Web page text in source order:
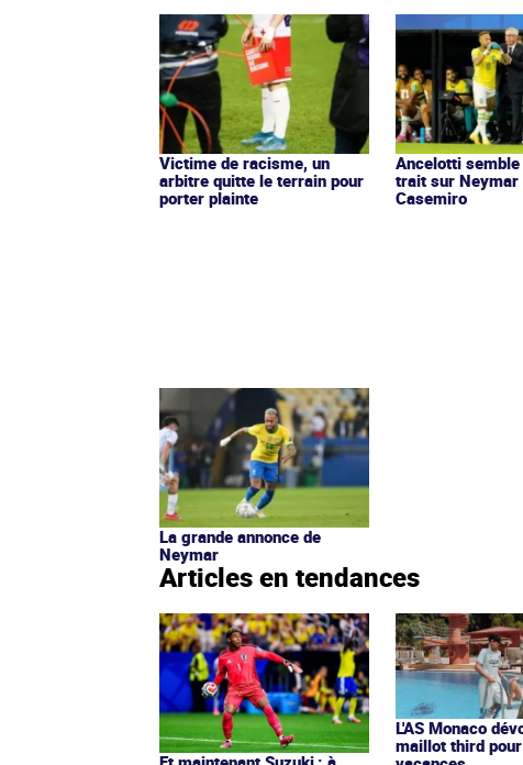
Victime de racisme, un
arbitre quitte le terrain pour
porter plainte
Ancelotti
trait sur Neymar
Casemiro
La grande annonce de
Neymar
Articles en tendances
L'AS Monaco
maillot third